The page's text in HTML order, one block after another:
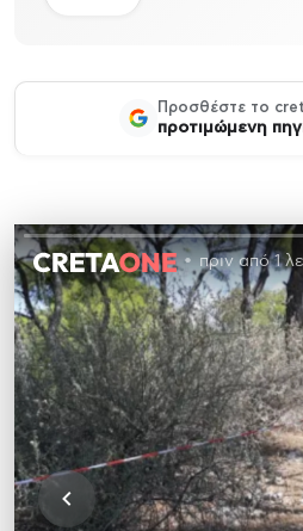
Προσθέστε το
προτιμώμενη
πριν από 1